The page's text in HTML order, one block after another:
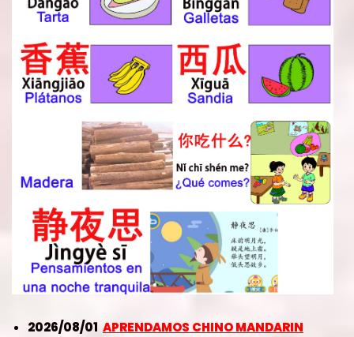
2026/08/01 APRENDAMOS CHINO MANDARIN